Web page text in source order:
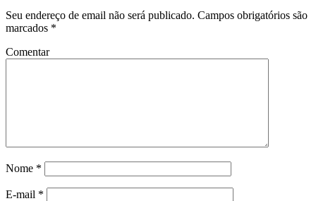
Seu endereço de email não será publicado. Campos obrigatórios são
marcados *
Comentar
Nome *
E-mail *